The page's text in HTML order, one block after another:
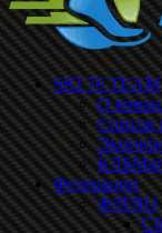
SKI 76 TEAM
О
Список
Федерации
ФЛГЯО